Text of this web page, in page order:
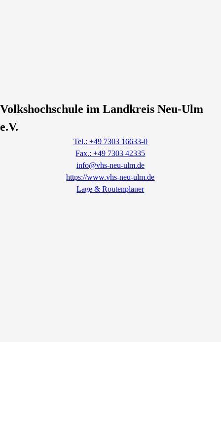
Volkshochschule im Landkreis Neu-Ulm
e.V.
Tel.: +49 7303 16633-0
Fax.: +49 7303 42335
info@vhs-neu-ulm.de
https://www.vhs-neu-ulm.de
Lage & Routenplaner